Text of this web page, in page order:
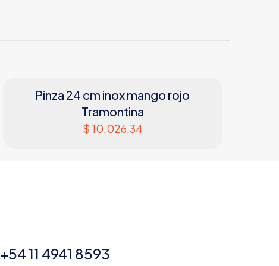
Pinza 24 cm inox mango rojo
Tramontina
$ 10.026,34
+54 11 4941 8593